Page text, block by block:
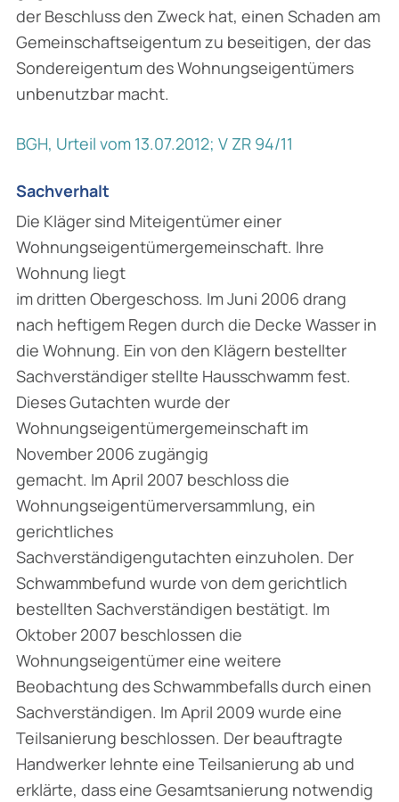
der Beschluss den Zweck hat, einen Schaden am
Gemeinschaftseigentum zu beseitigen, der das
Sondereigentum des Wohnungseigentümers
unbenutzbar macht.
BGH, Urteil vom 13.07.2012; V ZR 94/11
Sachverhalt
Die Kläger sind Miteigentümer einer
Wohnungseigentümergemeinschaft. Ihre
Wohnung liegt
im dritten Obergeschoss. Im Juni 2006 drang
nach heftigem Regen durch die Decke Wasser in
die Wohnung. Ein von den Klägern bestellter
Sachverständiger stellte Hausschwamm fest.
Dieses Gutachten wurde der
Wohnungseigentümergemeinschaft im
November 2006 zugängig
gemacht. Im April 2007 beschloss die
Wohnungseigentümerversammlung, ein
gerichtliches
Sachverständigengutachten einzuholen. Der
Schwammbefund wurde von dem gerichtlich
bestellten Sachverständigen bestätigt. Im
Oktober 2007 beschlossen die
Wohnungseigentümer eine weitere
Beobachtung des Schwammbefalls durch einen
Sachverständigen. Im April 2009 wurde eine
Teilsanierung beschlossen. Der beauftragte
Handwerker lehnte eine Teilsanierung ab und
erklärte, dass eine Gesamtsanierung notwendig